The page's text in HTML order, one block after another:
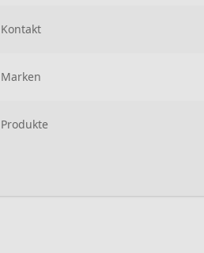
Kontakt
Marken
Produkte